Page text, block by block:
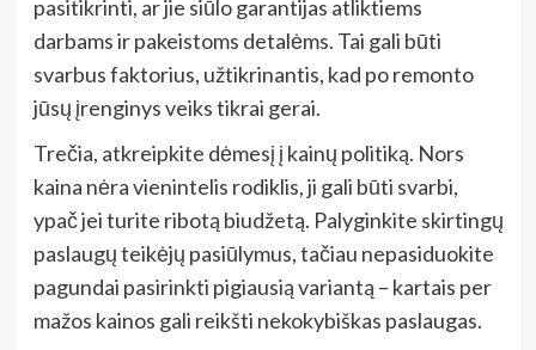
pasitikrinti, ar jie siūlo garantijas atliktiems
darbams ir pakeistoms detalėms. Tai gali būti
svarbus faktorius, užtikrinantis, kad po remonto
jūsų įrenginys veiks tikrai gerai.
Trečia, atkreipkite dėmesį į kainų politiką. Nors
kaina nėra vienintelis rodiklis, ji gali būti svarbi,
ypač jei turite ribotą biudžetą. Palyginkite skirtingų
paslaugų teikėjų pasiūlymus, tačiau nepasiduokite
pagundai pasirinkti pigiausią variantą – kartais per
mažos kainos gali reikšti nekokybiškas paslaugas.